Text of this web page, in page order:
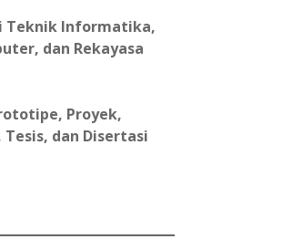
Teknik Informatika,
dan Rekayasa
Proyek,
dan Disertasi